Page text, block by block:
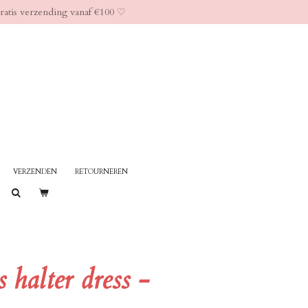
verzending vanaf €100 ♡︎
VERZENDEN RETOURNEREN
halter dress -